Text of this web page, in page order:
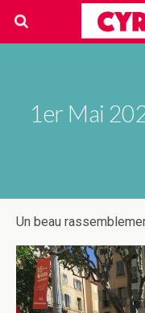
1er Mai
Un beau